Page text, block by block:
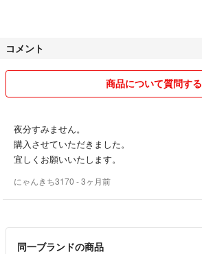
コメント
商品について質問する
夜分すみません。
購入させていただきました。
宜しくお願いいたします。
にゃんきち3170 - 3ヶ月前
同一ブランドの商品